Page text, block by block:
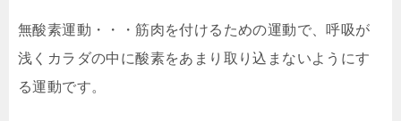
無酸素運動・・・筋肉を付けるための運動で、呼吸が
浅くカラダの中に酸素をあまり取り込まないようにす
る運動です。